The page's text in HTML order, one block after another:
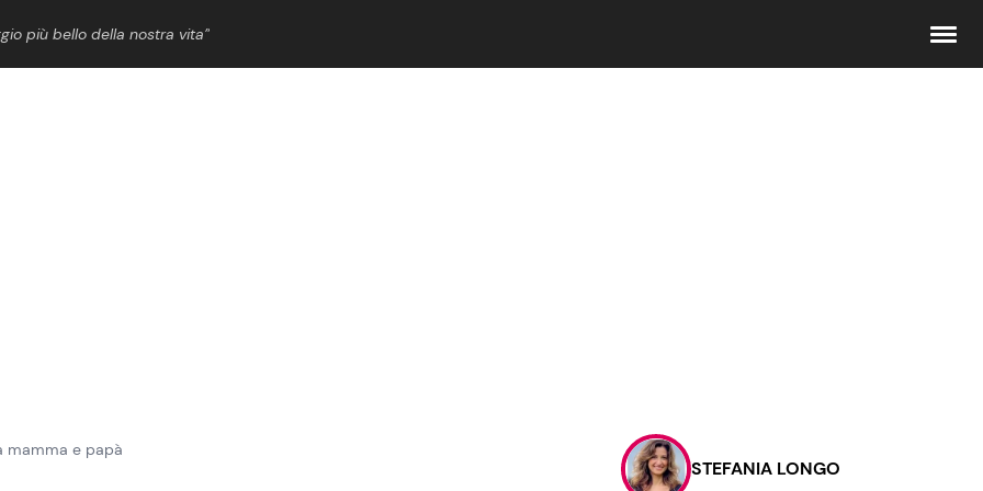
più bello della nostra vita”
Contattaci
Pubblicità
mamma e papà
STEFANIA LONGO